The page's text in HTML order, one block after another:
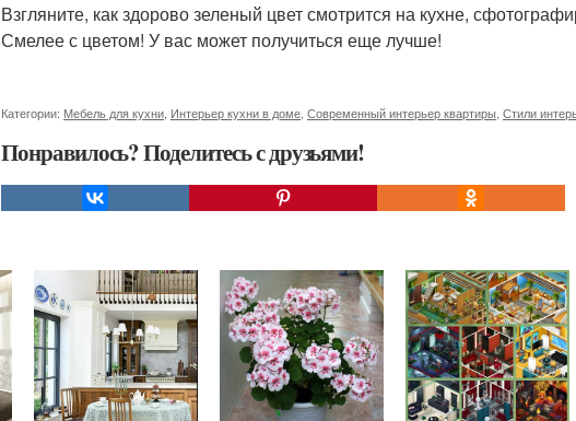
Взгляните, как здорово зеленый цвет смотрится на кухне,
Смелее с цветом! У вас может получиться еще лучше!
Категории: Мебель для кухни Интерьер кухни в доме Современный интерьер квартиры Стили
Понравилось? Поделитесь с друзьями!